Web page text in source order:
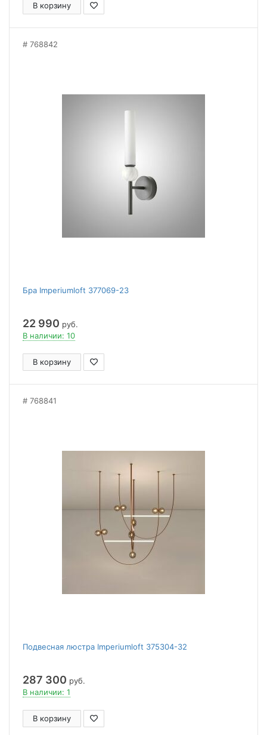
В корзину
768842
Бра Imperiumloft 377069-23
22 990 руб.
В наличии: 10
В корзину
768841
Подвесная люстра Imperiumloft 375304-32
287 300 руб.
В наличии: 1
В корзину